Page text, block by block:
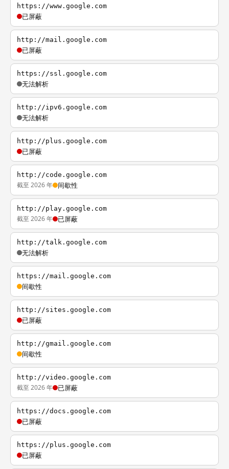
https://www.google.com
已屏蔽
http://mail.google.com
已屏蔽
https://ssl.google.com
无法解析
http://ipv6.google.com
无法解析
http://plus.google.com
已屏蔽
http://code.google.com
截至 2026 年 间歇性
http://play.google.com
截至 2026 年 已屏蔽
http://talk.google.com
无法解析
https://mail.google.com
间歇性
http://sites.google.com
已屏蔽
http://gmail.google.com
间歇性
http://video.google.com
截至 2026 年 已屏蔽
https://docs.google.com
已屏蔽
https://plus.google.com
已屏蔽